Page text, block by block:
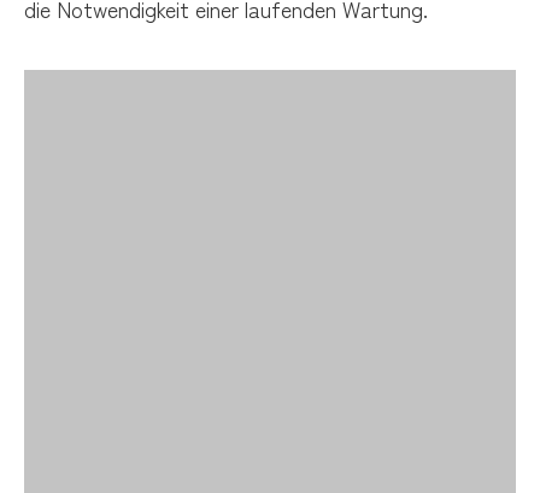
die Notwendigkeit einer laufenden Wartung.